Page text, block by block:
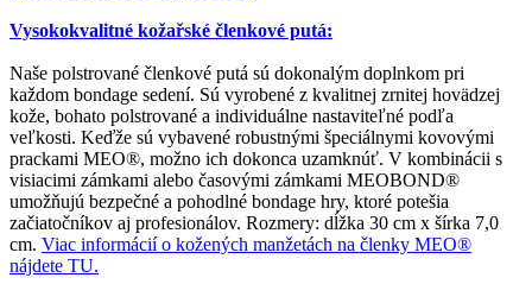
Vysokokvalitné kožařské členkové putá:
Naše polstrované členkové putá sú dokonalým doplnkom pri
každom bondage sedení. Sú vyrobené z kvalitnej zrnitej hovädzej
kože, bohato polstrované a individuálne nastaviteľné podľa
veľkosti. Keďže sú vybavené robustnými špeciálnymi kovovými
prackami MEO®, možno ich dokonca uzamknúť. V kombinácii s
visiacimi zámkami alebo časovými zámkami MEOBOND®
umožňujú bezpečné a pohodlné bondage hry, ktoré potešia
začiatočníkov aj profesionálov. Rozmery: dĺžka 30 cm x šírka 7,0
cm. Viac informácií o kožených manžetách na členky MEO®
nájdete TU.